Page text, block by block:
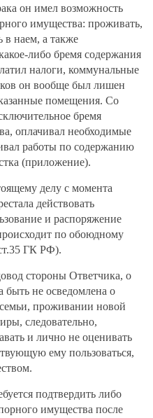
он имел возможность
имущества: проживать,
в наем, а также
либо бремя содержания
налоги, коммунальные
он вообще был лишен
помещения. Со
бремя
оплачивал необходимые
работы по содержанию
(приложение).
делу с момента
действовать
и распоряжение
по обоюдному
ГК РФ).
стороны Ответчика, о
быть не осведомлена о
проживании новой
следовательно,
и лично не оценивать
ему пользоваться,
подтвердить либо
имущества после